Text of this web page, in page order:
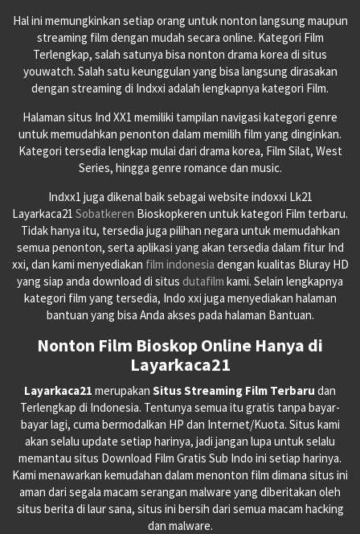
Hal ini memungkinkan setiap orang untuk nonton langsung maupun
streaming film dengan mudah secara online. Kategori Film
Terlengkap, salah satunya bisa nonton drama korea di situs
youwatch. Salah satu keunggulan yang bisa langsung dirasakan
dengan streaming di Indxxi adalah lengkapnya kategori Film.
Halaman situs Ind XX1 memiliki tampilan navigasi kategori genre
untuk memudahkan penonton dalam memilih film yang dinginkan.
Kategori tersedia lengkap mulai dari drama korea, Film Silat, West
Series, hingga genre romance dan music.
Indxx1 juga dikenal baik sebagai website indoxxi Lk21
Layarkaca21 Sobatkeren Bioskopkeren untuk kategori Film terbaru.
Tidak hanya itu, tersedia juga pilihan negara untuk memudahkan
semua penonton, serta aplikasi yang akan tersedia dalam fitur Ind
xxi, dan kami menyediakan film indonesia dengan kualitas Bluray HD
yang siap anda download di situs dutafilm kami. Selain lengkapnya
kategori film yang tersedia, Indo xxi juga menyediakan halaman
bantuan yang bisa Anda akses pada halaman Bantuan.
Nonton Film Bioskop Online Hanya di
Layarkaca21
Layarkaca21 merupakan Situs Streaming Film Terbaru dan
Terlengkap di Indonesia. Tentunya semua itu gratis tanpa bayar-
bayar lagi, cuma bermodalkan HP dan Internet/Kuota. Situs kami
akan selalu update setiap harinya, jadi jangan lupa untuk selalu
memantau situs Download Film Gratis Sub Indo ini setiap harinya.
Kami menawarkan kemudahan dalam menonton film dimana situs ini
aman dari segala macam serangan malware yang diberitakan oleh
situs berita di laur sana, situs ini bersih dari semua macam hacking
dan malware.